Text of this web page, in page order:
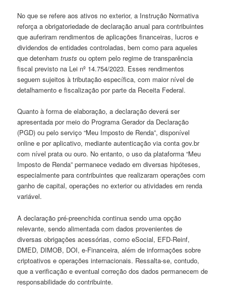
No que se refere aos ativos no exterior, a Instrução Normativa
reforça a obrigatoriedade de declaração anual para contribuintes
que auferiram rendimentos de aplicações financeiras, lucros e
dividendos de entidades controladas, bem como para aqueles
que detenhamtrustsou optem pelo regime de transparência
fiscal previsto na Lei nº 14.754/2023. Esses rendimentos
seguem sujeitos à tributação específica, com maior nível de
detalhamento e fiscalização por parte da Receita Federal.
Quanto à forma de elaboração, a declaração deverá ser
apresentada por meio do Programa Gerador da Declaração
(PGD) ou pelo serviço “Meu Imposto de Renda”, disponível
online e por aplicativo, mediante autenticação via conta gov.br
com nível prata ou ouro. No entanto, o uso da plataforma “Meu
Imposto de Renda” permanece vedado em diversas hipóteses,
especialmente para contribuintes que realizaram operações com
ganho de capital, operações no exterior ou atividades em renda
variável.
A declaração pré-preenchida continua sendo uma opção
relevante, sendo alimentada com dados provenientes de
diversas obrigações acessórias, como eSocial, EFD-Reinf,
DMED, DIMOB, DOI, e-Financeira, além de informações sobre
criptoativos e operações internacionais. Ressalta-se, contudo,
que a verificação e eventual correção dos dados permanecem de
responsabilidade do contribuinte.